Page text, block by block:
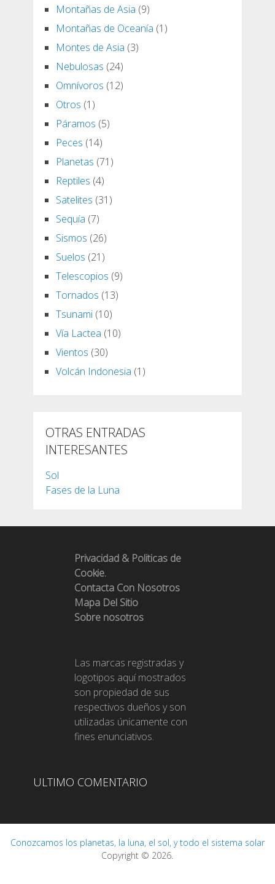
Montañas de Asia (9)
Montañas de Oceanía (1)
Montes de Asia (3)
Nebulosas (24)
Omnívoros (12)
Otros (1)
Páramos (5)
Peces (14)
Planetas (71)
Reptiles (4)
Satelites (31)
Sequía (7)
Sismos (26)
Suelos (21)
Telescopios (9)
Tornados (13)
Tsunami(10)
Vía Lactea (10)
Vientos (30)
Volcán Indonesia (1)
OTRAS ENTRADAS
INTERESANTES
Sol
Fases de la Luna
Privacidad & Politicas de
Cookie.
Contacta Con Nosotros
Mapa Del Sitio
Sobre nosotros
Las marcas registradas y
logotipos aquí mostrados
son propiedad de sus
respectivos dueños y son
utilizadas únicamente con
fines enunciativos.
ULTIMO COMENTARIO
Conozcamos los planetas, la luna, el sol, y todo el sistema solar
Copyright © 2026.